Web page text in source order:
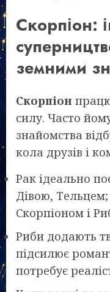
Скорпіон:
земними
Скорпіон
силу. Часто
знайомства
кола друзів і
Рак ідеально
Дівою,
Скорпіоном і
Риби додають
підсилює
потребує